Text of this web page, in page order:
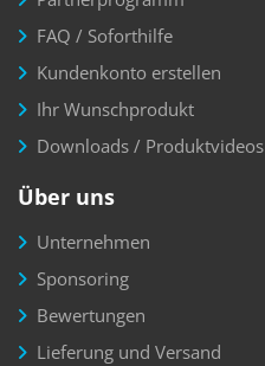
FAQ / Soforthilfe
Kundenkonto erstellen
Ihr Wunschprodukt
Downloads / Produktvideos
Über uns
Unternehmen
Sponsoring
Bewertungen
Lieferung und Versand